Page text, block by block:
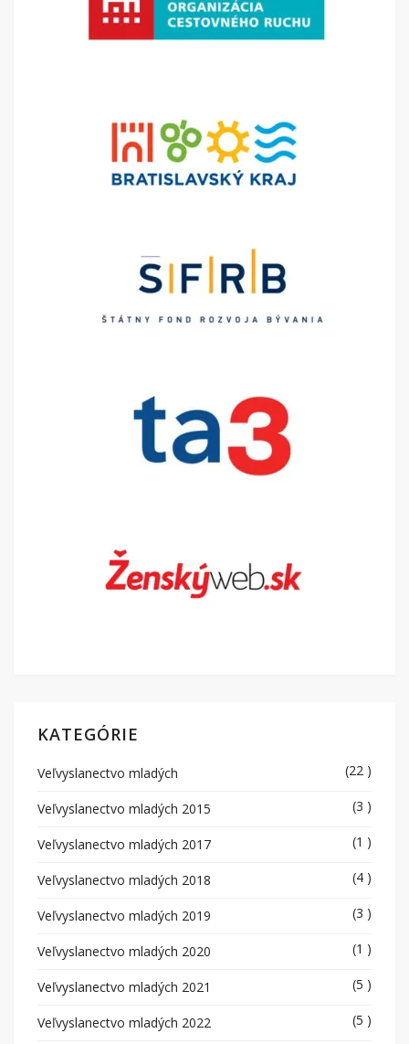
KATEGÓRIE
Veľvyslanectvo mladých (22 )
Veľvyslanectvo mladých 2015 (3 )
Veľvyslanectvo mladých 2017 (1 )
Veľvyslanectvo mladých 2018 (4 )
Veľvyslanectvo mladých 2019 (3 )
Veľvyslanectvo mladých 2020 (1 )
Veľvyslanectvo mladých 2021 (5 )
Veľvyslanectvo mladých 2022 (5 )